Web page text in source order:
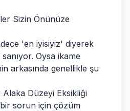
Sizin Önünüze
'en iyisiyiz' diyerek
Oysa ikame
arkasında genellikle şu
Düzeyi Eksikliği
sorun için çözüm